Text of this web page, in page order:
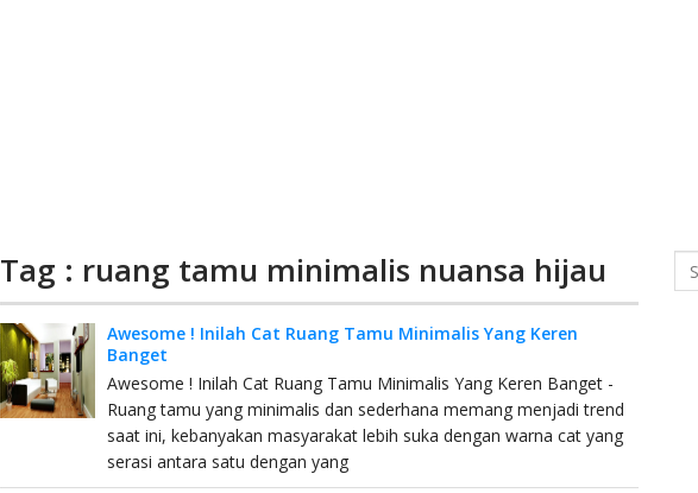
Tag : ruang tamu minimalis nuansa hijau
Awesome ! Inilah Cat Ruang Tamu Minimalis Yang Keren
Banget
Awesome ! Inilah Cat Ruang Tamu Minimalis Yang Keren Banget -
Ruang tamu yang minimalis dan sederhana memang menjadi trend
saat ini, kebanyakan masyarakat lebih suka dengan warna cat yang
serasi antara satu dengan yang